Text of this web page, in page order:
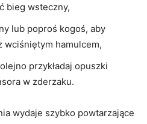
bieg wsteczny,
lub poproś kogoś, aby
wciśniętym hamulcem,
przykładaj opuszki
w zderzaku.
wydaje szybko powtarzające